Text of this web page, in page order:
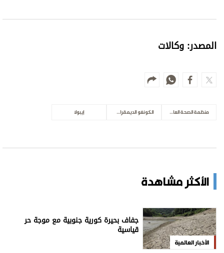
المصدر: وكالات
منظمة الصحة العالمية الكونغو الديمقراطية إيبولا
الأكثر مشاهدة
الأخبار العالمية
جفاف بحيرة كورية جنوبية مع موجة حر
قياسية